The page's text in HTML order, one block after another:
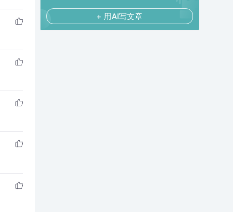
+ 用AI写文章